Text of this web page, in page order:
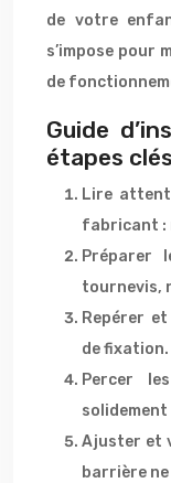
de votre
s’impose
de
Guide
étapes clés
Lire
fabricant :
Préparer
tournevis,
Repérer
de fixation.
Percer
Ajuster et
barrière